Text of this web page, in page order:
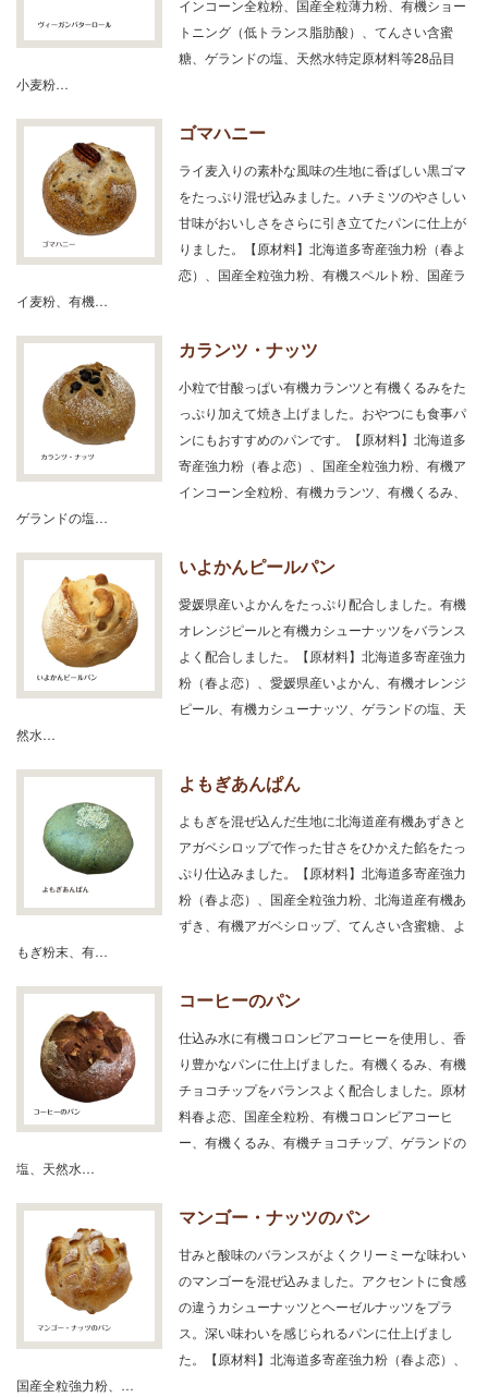
インコーン全粒粉、国産全粒薄力粉、有機ショー
トニング（低トランス脂肪酸）、てんさい含蜜
糖、ゲランドの塩、天然水特定原材料等28品目
小麦粉…
ゴマハニー
ライ麦入りの素朴な風味の生地に香ばしい黒ゴマ
をたっぷり混ぜ込みました。ハチミツのやさしい
甘味がおいしさをさらに引き立てたパンに仕上が
りました。【原材料】北海道多寄産強力粉（春よ
恋）、国産全粒強力粉、有機スペルト粉、国産ラ
イ麦粉、有機…
カランツ・ナッツ
小粒で甘酸っぱい有機カランツと有機くるみをた
っぷり加えて焼き上げました。おやつにも食事パ
ンにもおすすめのパンです。【原材料】北海道多
寄産強力粉（春よ恋）、国産全粒強力粉、有機ア
インコーン全粒粉、有機カランツ、有機くるみ、
ゲランドの塩…
いよかんピールパン
愛媛県産いよかんをたっぷり配合しました。有機
オレンジピールと有機カシューナッツをバランス
よく配合しました。【原材料】北海道多寄産強力
粉（春よ恋）、愛媛県産いよかん、有機オレンジ
ピール、有機カシューナッツ、ゲランドの塩、天
然水…
よもぎあんぱん
よもぎを混ぜ込んだ生地に北海道産有機あずきと
アガベシロップで作った甘さをひかえた餡をたっ
ぷり仕込みました。【原材料】北海道多寄産強力
粉（春よ恋）、国産全粒強力粉、北海道産有機あ
ずき、有機アガベシロップ、てんさい含蜜糖、よ
もぎ粉末、有…
コーヒーのパン
仕込み水に有機コロンビアコーヒーを使用し、香
り豊かなパンに仕上げました。有機くるみ、有機
チョコチップをバランスよく配合しました。原材
料春よ恋、国産全粒粉、有機コロンビアコーヒ
ー、有機くるみ、有機チョコチップ、ゲランドの
塩、天然水…
マンゴー・ナッツのパン
甘みと酸味のバランスがよくクリーミーな味わい
のマンゴーを混ぜ込みました。アクセントに食感
の違うカシューナッツとヘーゼルナッツをプラ
ス。深い味わいを感じられるパンに仕上げまし
た。【原材料】北海道多寄産強力粉（春よ恋）、
国産全粒強力粉、…